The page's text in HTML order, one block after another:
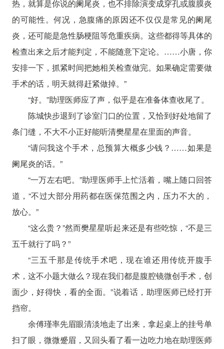
热，就算是你说的阑尾炎，也不排除演变成穿孔或腹膜炎
的可能性。何况，急腹痛的原因还不仅仅是常见的阑尾
炎，还可能是急性肠梗阻等危重疾病。这些都得等具体的
检查出来之后才能判定，不能随意下定论。……小唐，你
安排一下，抓紧时间把她相关检查做完。如果确定需要做
手术的话，明天就得赶紧做掉。”
“好。”助理医师应了声，似乎是在准备体查收尾了。
陈城快步退到了诊室门口的位置，又恰到好处地留了
条门缝，不大不小正好能听清樊星星在里面的声音。
“请问我这个手术，总预算大概多少钱？……如果是
阑尾炎的话。”
“一万左右吧。”助理医师手上忙活着，嘴上随口回答
道，“不过大部分用药都在医保范围之内，压力不大的，
放心。”
“这么贵？”然而樊星星听起来还是有些吃惊，“不是三
五千就行了吗？”
“三五千那是传统手术吧，现在谁还用传统开腹手
术，这不小题大做么？现在我们都是腹腔镜微创手术，创
面少，好得快，看的全面。”说着话，助理医师已经打开
挡帘。
余傅瑾率先眉眼清淡地走了出来，拿起桌上的挂号单
扫了眼，微微蹙眉，又回头看了看一边吃力地在助理医师